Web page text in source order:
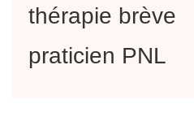
thérapie brève
praticien PNL